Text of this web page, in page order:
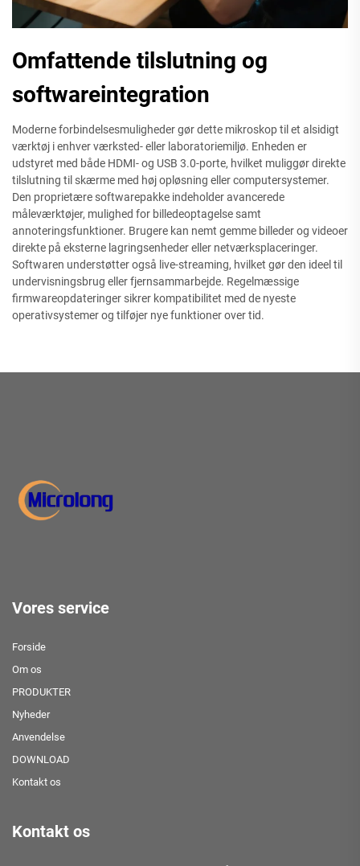
Omfattende tilslutning og
softwareintegration
Moderne forbindelsesmuligheder gør dette mikroskop til et alsidigt
værktøj i enhver værksted- eller laboratoriemiljø. Enheden er
udstyret med både HDMI- og USB 3.0-porte, hvilket muliggør direkte
tilslutning til skærme med høj opløsning eller computersystemer.
Den proprietære softwarepakke indeholder avancerede
måleværktøjer, mulighed for billedeoptagelse samt
annoteringsfunktioner. Brugere kan nemt gemme billeder og videoer
direkte på eksterne lagringsenheder eller netværksplaceringer.
Softwaren understøtter også live-streaming, hvilket gør den ideel til
undervisningsbrug eller fjernsammarbejde. Regelmæssige
firmwareopdateringer sikrer kompatibilitet med de nyeste
operativsystemer og tilføjer nye funktioner over tid.
Vores service
Forside
Om os
PRODUKTER
Nyheder
Anvendelse
DOWNLOAD
Kontakt os
Kontakt os